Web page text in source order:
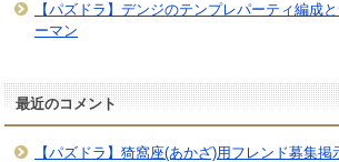
【パズドラ】デンジのテンプレパーティ編成
ーマン
最近のコメント
【パズドラ】猗窩座(あかざ)用フレンド募集掲